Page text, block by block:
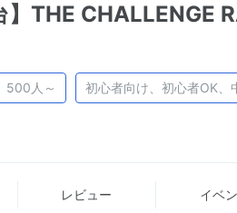
】THE CHALLENGE
500人～ 初心者向け、初心者OK、
レビュー イベ